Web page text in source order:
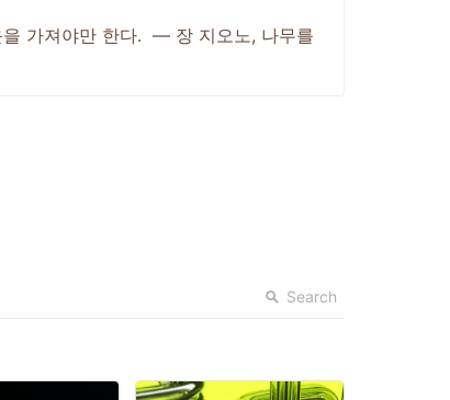
가져야만 한다.  — 장 지오노, 나무를
Search